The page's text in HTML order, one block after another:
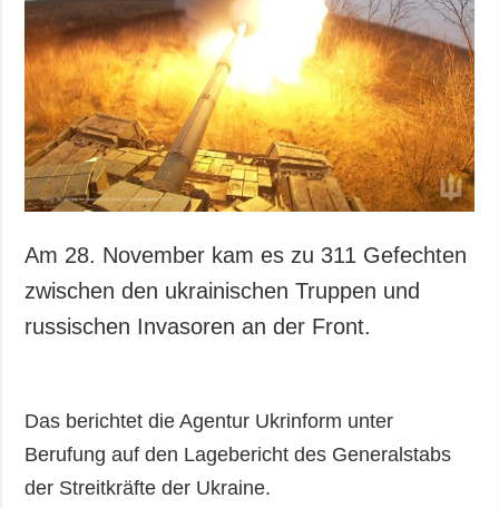
Am 28. November kam es zu 311 Gefechten
zwischen den ukrainischen Truppen und
russischen Invasoren an der Front.
Das berichtet die Agentur Ukrinform unter
Berufung auf den Lagebericht des Generalstabs
der Streitkräfte der Ukraine.